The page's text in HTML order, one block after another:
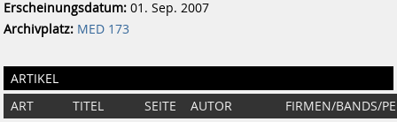
Erscheinungsdatum: 01. Sep. 2007
Archivplatz: MED 173
ARTIKEL
ART TITEL SEITE AUTOR
FIRMEN/BANDS/